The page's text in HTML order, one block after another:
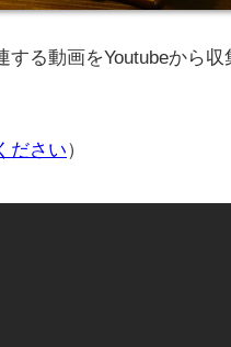
る動画をYoutubeから収
ださい）